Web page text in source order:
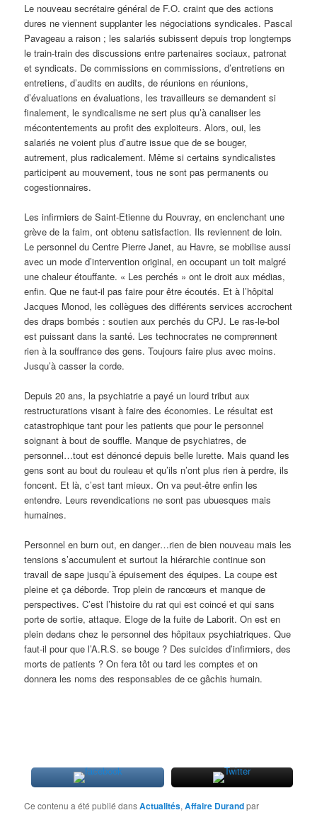
Le nouveau secrétaire général de F.O. craint que des actions
dures ne viennent supplanter les négociations syndicales. Pascal
Pavageau a raison ; les salariés subissent depuis trop longtemps
le train-train des discussions entre partenaires sociaux, patronat
et syndicats. De commissions en commissions, d’entretiens en
entretiens, d’audits en audits, de réunions en réunions,
d’évaluations en évaluations, les travailleurs se demandent si
finalement, le syndicalisme ne sert plus qu’à canaliser les
mécontentements au profit des exploiteurs. Alors, oui, les
salariés ne voient plus d’autre issue que de se bouger,
autrement, plus radicalement. Même si certains syndicalistes
participent au mouvement, tous ne sont pas permanents ou
cogestionnaires.
Les infirmiers de Saint-Etienne du Rouvray, en enclenchant une
grève de la faim, ont obtenu satisfaction. Ils reviennent de loin.
Le personnel du Centre Pierre Janet, au Havre, se mobilise aussi
avec un mode d’intervention original, en occupant un toit malgré
une chaleur étouffante. « Les perchés » ont le droit aux médias,
enfin. Que ne faut-il pas faire pour être écoutés. Et à l’hôpital
Jacques Monod, les collègues des différents services accrochent
des draps bombés : soutien aux perchés du CPJ. Le ras-le-bol
est puissant dans la santé. Les technocrates ne comprennent
rien à la souffrance des gens. Toujours faire plus avec moins.
Jusqu’à casser la corde.
Depuis 20 ans, la psychiatrie a payé un lourd tribut aux
restructurations visant à faire des économies. Le résultat est
catastrophique tant pour les patients que pour le personnel
soignant à bout de souffle. Manque de psychiatres, de
personnel…tout est dénoncé depuis belle lurette. Mais quand les
gens sont au bout du rouleau et qu’ils n’ont plus rien à perdre, ils
foncent. Et là, c’est tant mieux. On va peut-être enfin les
entendre. Leurs revendications ne sont pas ubuesques mais
humaines.
Personnel en burn out, en danger…rien de bien nouveau mais les
tensions s’accumulent et surtout la hiérarchie continue son
travail de sape jusqu’à épuisement des équipes. La coupe est
pleine et ça déborde. Trop plein de rancœurs et manque de
perspectives. C’est l’histoire du rat qui est coincé et qui sans
porte de sortie, attaque. Eloge de la fuite de Laborit. On est en
plein dedans chez le personnel des hôpitaux psychiatriques. Que
faut-il pour que l’A.R.S. se bouge ? Des suicides d’infirmiers, des
morts de patients ? On fera tôt ou tard les comptes et on
donnera les noms des responsables de ce gâchis humain.
Ce contenu a été publié dansActualités,Affaire Durandpar